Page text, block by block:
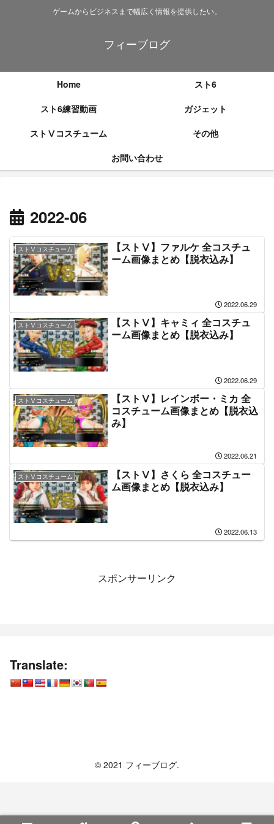
ゲームからビジネスまで幅広く情報を提供したい。
フィーブログ
Home
スト6
スト6練習動画
ガジェット
ストⅤコスチューム
その他
お問い合わせ
2022-06
ストⅤコスチューム
【ストⅤ】ファルケ 全コスチュ
ーム画像まとめ【脱衣込み】
2022.06.29
ストⅤコスチューム
【ストⅤ】キャミィ 全コスチュ
ーム画像まとめ【脱衣込み】
2022.06.29
ストⅤコスチューム
【ストⅤ】レインボー・ミカ 全
コスチューム画像まとめ【脱衣込
み】
2022.06.21
ストⅤコスチューム
【ストⅤ】さくら 全コスチュー
ム画像まとめ【脱衣込み】
2022.06.13
スポンサーリンク
Translate:
© 2021 フィーブログ.